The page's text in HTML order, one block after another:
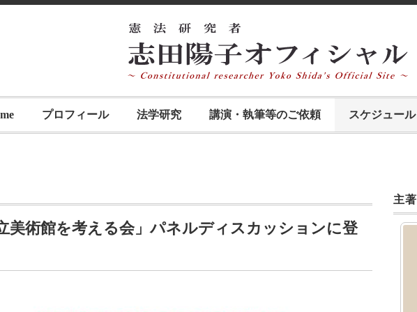
プロフィール 法学研究 講演・執筆等のご依頼 スケジュール
美術館を考える会」パネルディスカッションに登
主著